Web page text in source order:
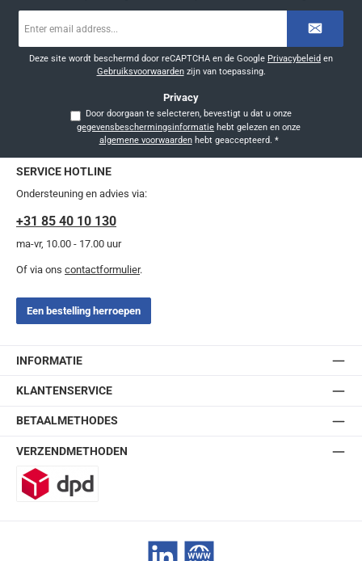
mailadres
Deze site wordt beschermd door reCAPTCHA en de Google Privacybeleid en
Gebruiksvoorwaardenzijn van toepassing.
Privacy
Door doorgaan te selecteren, bevestigt u dat u onze
gegevensbeschermingsinformatie
algemene voorwaardenhebt geaccepteerd. *
SERVICE HOTLINE
Ondersteuning en advies via:
+31 85 40 10 130
ma-vr, 10.00 - 17.00 uur
Of via ons contactformulier.
Een bestelling herroepen
INFORMATIE
KLANTENSERVICE
BETAALMETHODES
VERZENDMETHODEN